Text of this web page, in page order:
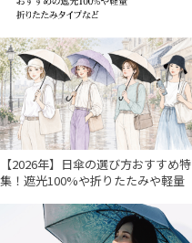
【2026年】日傘の選び方おすすめ特
集！遮光100%や折りたたみや軽量